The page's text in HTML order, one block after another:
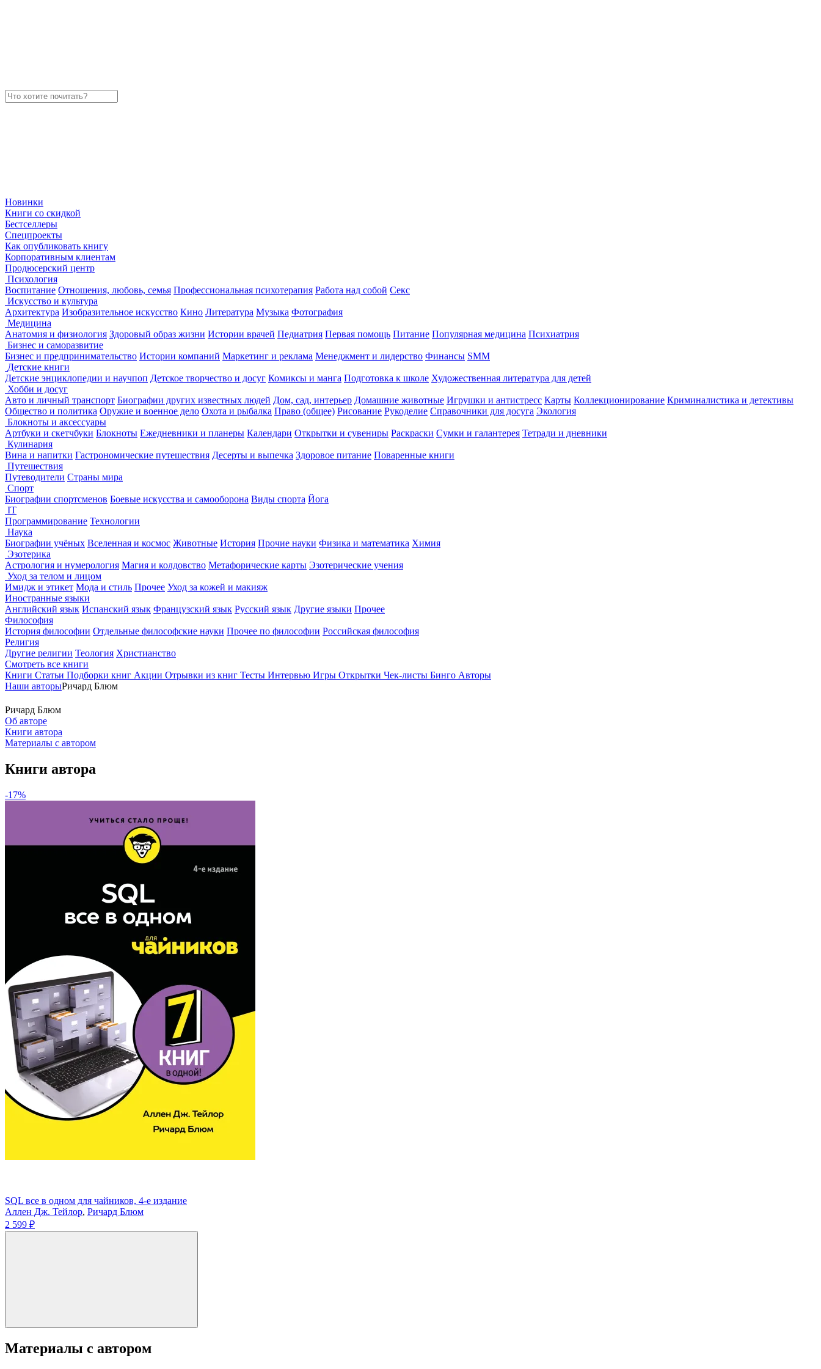
Новинки
Книги со скидкой
Бестселлеры
Спецпроекты
Как опубликовать книгу
Корпоративным клиентам
Продюсерский центр
Психология
Воспитание Отношения, любовь, семья Профессиональная психотерапия Работа над собой Секс
Искусство и культура
Архитектура Изобразительное искусство Кино Литература Музыка Фотография
Медицина
Анатомия и физиология Здоровый образ жизни Истории врачей Педиатрия Первая помощь Питание Популярная медицина Психиатрия
Бизнес и саморазвитие
Бизнес и предпринимательство Истории компаний Маркетинг и реклама Менеджмент и лидерство Финансы SMM
Детские книги
Детские энциклопедии и научпоп Детское творчество и досуг Комиксы и манга Подготовка к школе Художественная литература для детей
Хобби и досуг
Авто и личный транспорт Биографии других известных людей Дом, сад, интерьер Домашние животные Игрушки и антистресс Карты Коллекционирование Криминалистика и детективы
Общество и политика Оружие и военное дело Охота и рыбалка Право (общее) Рисование Рукоделие Справочники для досуга Экология
Блокноты и аксессуары
Артбуки и скетчбуки Блокноты Ежедневники и планеры Календари Открытки и сувениры Раскраски Сумки и галантерея Тетради и дневники
Кулинария
Вина и напитки Гастрономические путешествия Десерты и выпечка Здоровое питание Поваренные книги
Путешествия
Путеводители Страны мира
Спорт
Биографии спортсменов Боевые искусства и самооборона Виды спорта Йога
IT
Программирование Технологии
Наука
Биографии учёных Вселенная и космос Животные История Прочие науки Физика и математика Химия
Эзотерика
Астрология и нумерология Магия и колдовство Метафорические карты Эзотерические учения
Уход за телом и лицом
Имидж и этикет Мода и стиль Прочее Уход за кожей и макияж
Иностранные языки
Английский язык Испанский язык Французский язык Русский язык Другие языки Прочее
Философия
История философии Отдельные философские науки Прочее по философии Российская философия
Религия
Другие религии Теология Христианство
Смотреть все книги
Книги Статьи Подборки книг Акции Отрывки из книг Тесты Интервью Игры Открытки Чек-листы Бинго Авторы
Наши авторыРичард Блюм
Ричард Блюм
Об авторе
Книги автора
Материалы с автором
Книги автора
-17%
SQL все в одном для чайников, 4-е издание
Аллен Дж. Тейлор, Ричард Блюм
2 599 ₽
Материалы с автором